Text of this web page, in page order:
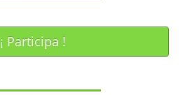
¡ Participa !